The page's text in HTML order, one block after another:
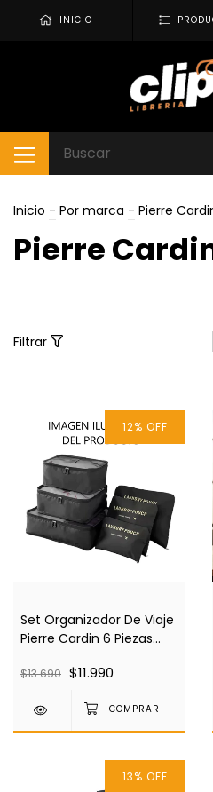
INICIO
Inicio - Por marca - Pierre
Pierre
Filtrar
12% OFF
Set Organizador De Viaje
Pierre Cardin 6 Piezas
$13.690 $11.990
13% OFF